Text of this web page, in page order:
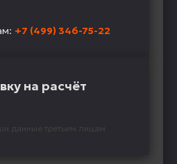
+7 (499) 346-75-22
на расчёт
данные третьим лицам